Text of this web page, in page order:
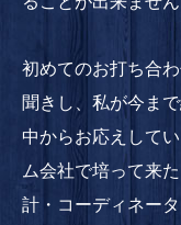
初めてのお打ち合
聞きし、私が今ま
中からお応えして
ム会社で培って来
計・コーディネー